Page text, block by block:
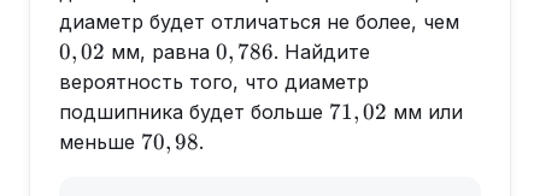
диаметр будет отличаться не более, чем
0,02 мм, равна0,786
0, 786. Найдите
вероятность того, что диаметр
подшипника будет больше 71,02
71,02 мм или
меньше 70,98
70,98.